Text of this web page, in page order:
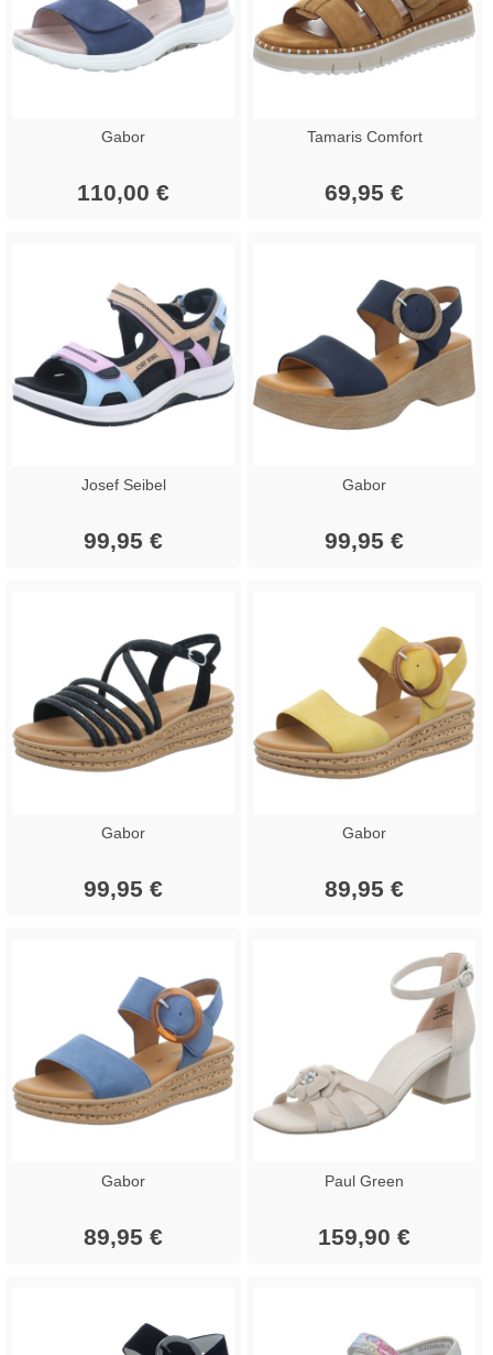
Gabor
110,00 €
Tamaris Comfort
69,95 €
Josef Seibel
99,95 €
Gabor
99,95 €
Gabor
99,95 €
Gabor
89,95 €
Gabor
89,95 €
Paul Green
159,90 €